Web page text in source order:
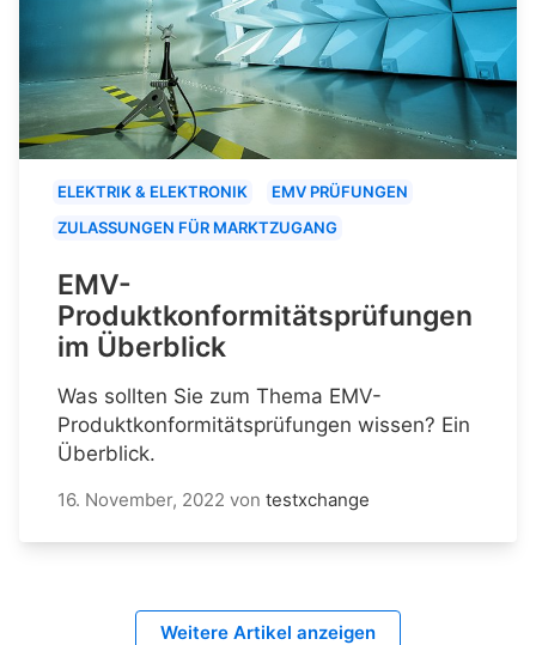
ELEKTRIK & ELEKTRONIK
EMV PRÜFUNGEN
ZULASSUNGEN FÜR MARKTZUGANG
EMV-
Produktkonformitätsprüfungen
im Überblick
Was sollten Sie zum Thema EMV-
Produktkonformitätsprüfungen wissen? Ein
Überblick.
16. November, 2022 von testxchange
Weitere Artikel anzeigen